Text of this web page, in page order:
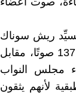
ريش سوناك
القادر على خدمة المصالح الطبقية للرأسمالية، حيث حصل على 137 صوتًا، مقابل
مجلس النواب
لأنهم يثقون